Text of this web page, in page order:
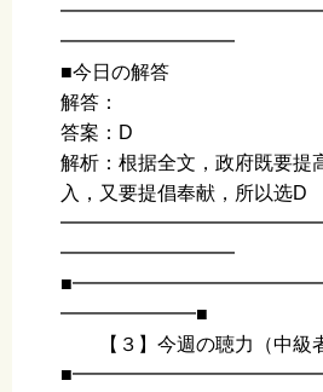
━━━━━━━━━
■今日の解答
解答：
答案：D
解析：根据全文，政府既要提
入，又要提倡奉献，所以选D
━━━━━━━━━
━━━━━━━■
【３】今週の聴力（中級者